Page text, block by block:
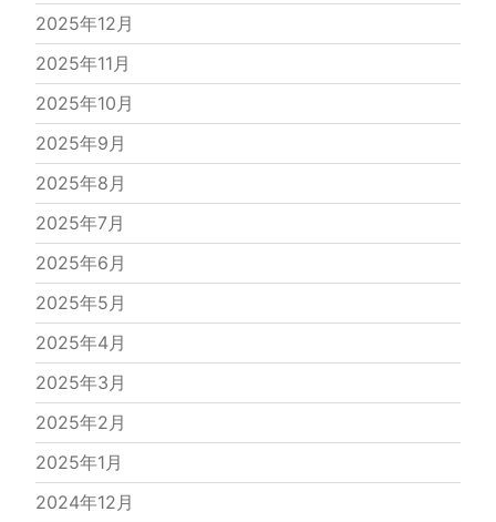
2025年12月
2025年11月
2025年10月
2025年9月
2025年8月
2025年7月
2025年6月
2025年5月
2025年4月
2025年3月
2025年2月
2025年1月
2024年12月